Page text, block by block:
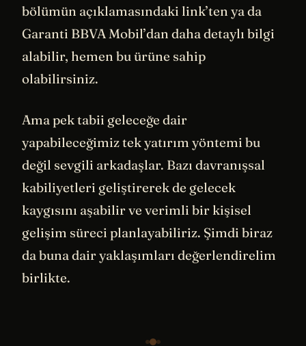
bölümün açıklamasındaki link’ten ya da
Garanti BBVA Mobil’dan daha detaylı bilgi
alabilir, hemen bu ürüne sahip
olabilirsiniz.
Ama pek tabii geleceğe dair
yapabileceğimiz tek yatırım yöntemi bu
değil sevgili arkadaşlar. Bazı davranışsal
kabiliyetleri geliştirerek de gelecek
kaygısını aşabilir ve verimli bir kişisel
gelişim süreci planlayabiliriz. Şimdi biraz
da buna dair yaklaşımları değerlendirelim
birlikte.